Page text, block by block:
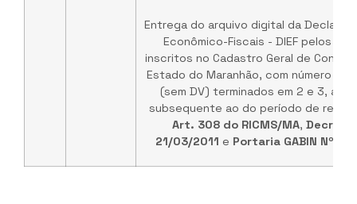
Entrega do arquivo digital da
Econômico-Fiscais - DIEF pelos
inscritos no Cadastro Geral de
Estado do Maranhão, com número de
(sem DV) terminados em 2 e 3, até
subsequente ao do período de
Art. 308 do RICMS/MA, Decreto
21/03/2011 e Portaria GABIN Nº